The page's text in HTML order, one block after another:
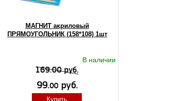
МАГНИТ акриловый
ПРЯМОУГОЛЬНИК (158*108) 1шт
В наличии
169.00 руб.
99.00руб.
Купить